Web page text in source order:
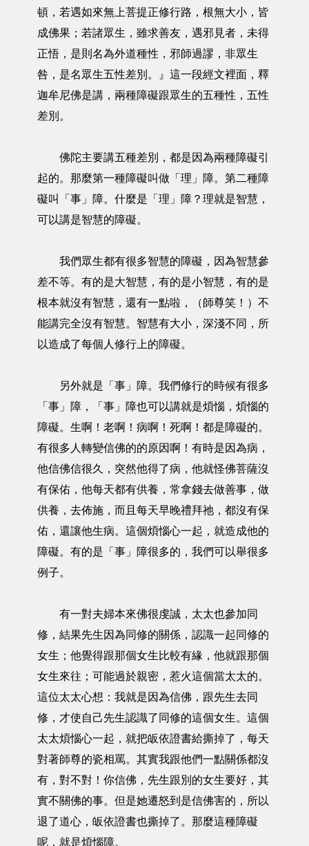
頓，若遇如來無上菩提正修行路，根無大小，皆
成佛果；若諸眾生，雖求善友，遇邪見者，未得
正悟，是則名為外道種性，邪師過謬，非眾生
咎，是名眾生五性差別。』這一段經文裡面，釋
迦牟尼佛是講，兩種障礙跟眾生的五種性，五性
差別。
佛陀主要講五種差別，都是因為兩種障礙引
起的。那麼第一種障礙叫做「理」障。第二種障
礙叫「事」障。什麼是「理」障？理就是智慧，
可以講是智慧的障礙。
我們眾生都有很多智慧的障礙，因為智慧參
差不等。有的是大智慧，有的是小智慧，有的是
根本就沒有智慧，還有一點啦，（師尊笑！）不
能講完全沒有智慧。智慧有大小，深淺不同，所
以造成了每個人修行上的障礙。
另外就是「事」障。我們修行的時候有很多
「事」障，「事」障也可以講就是煩惱，煩惱的
障礙。生啊！老啊！病啊！死啊！都是障礙的。
有很多人轉變信佛的的原因啊！有時是因為病，
他信佛信很久，突然他得了病，他就怪佛菩薩沒
有保佑，他每天都有供養，常拿錢去做善事，做
供養，去佈施，而且每天早晚禮拜祂，都沒有保
佑，還讓他生病。這個煩惱心一起，就造成他的
障礙。有的是「事」障很多的，我們可以舉很多
例子。
有一對夫婦本來佛很虔誠，太太也參加同
修，結果先生因為同修的關係，認識一起同修的
女生；他覺得跟那個女生比較有緣，他就跟那個
女生來往；可能過於親密，惹火這個當太太的。
這位太太心想：我就是因為信佛，跟先生去同
修，才使自己先生認識了同修的這個女生。這個
太太煩惱心一起，就把皈依證書給撕掉了，每天
對著師尊的瓷相罵。其實我跟他們一點關係都沒
有，對不對！你信佛，先生跟別的女生要好，其
實不關佛的事。但是她遷怒到是信佛害的，所以
退了道心，皈依證書也撕掉了。那麼這種障礙
呢，就是煩惱障。